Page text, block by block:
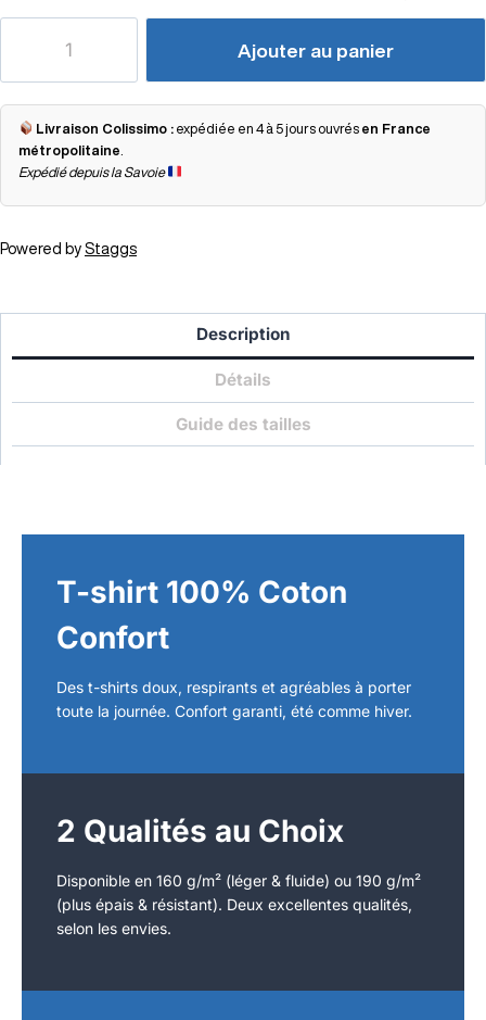
Ajouter au panier
Livraison Colissimo : expédiée en 4 à 5 jours ouvrés en France
métropolitaine
Expédié depuis la Savoie
Powered by Staggs
Description
Détails
Guide des tailles
T-shirt 100% Coton
Confort
Des t-shirts doux, respirants et agréables à porter
toute la journée. Confort garanti, été comme hiver.
2 Qualités au Choix
Disponible en 160 g/m² (léger & fluide) ou 190 g/m²
(plus épais & résistant). Deux excellentes qualités,
selon les envies.